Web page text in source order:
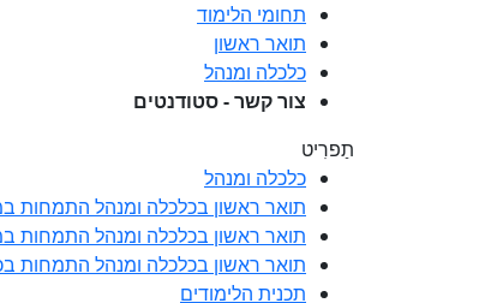
תחומי הלימוד
תואר ראשון
כלכלה ומנהל
צור קשר - סטודנטים
תַפרִיט
כלכלה ומנהל
תואר ראשון בכלכלה ומנהל התמחות
תואר ראשון בכלכלה ומנהל התמחות
תואר ראשון בכלכלה ומנהל התמחות
תכנית הלימודים